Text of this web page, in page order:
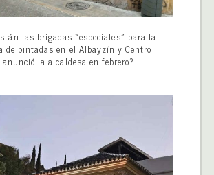
las brigadas «especiales» para la
de pintadas en el Albayzín y Centro
anunció la alcaldesa en febrero?